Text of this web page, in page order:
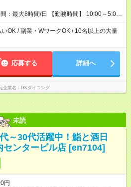
：最大8時間/日 【勤務時間】 10:00～5:00
時間～/週1日～OK◎ ※22時以降勤務は、18
歳以上(法令による) ■自由シフト制
OK / 副業・WワークOK / 10名以上の大量
応募する 詳細へ
企業名 DKダイニング
未読
～30代活躍中！鮨と酒日
ンタービル店 [en7104]
円